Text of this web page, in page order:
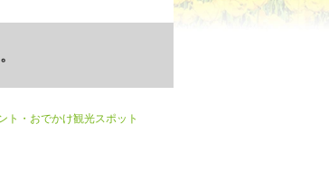
ト・おでかけ観光スポット